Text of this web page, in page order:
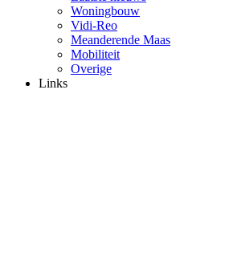
Woningbouw
Vidi-Reo
Meanderende Maas
Mobiliteit
Overige
Links